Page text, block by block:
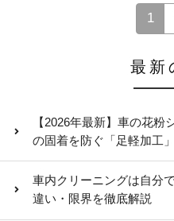
1
最新
【2026年最新】車の花粉
の固着を防ぐ「足軽加工
車内クリーニングは自分
違い・限界を徹底解説